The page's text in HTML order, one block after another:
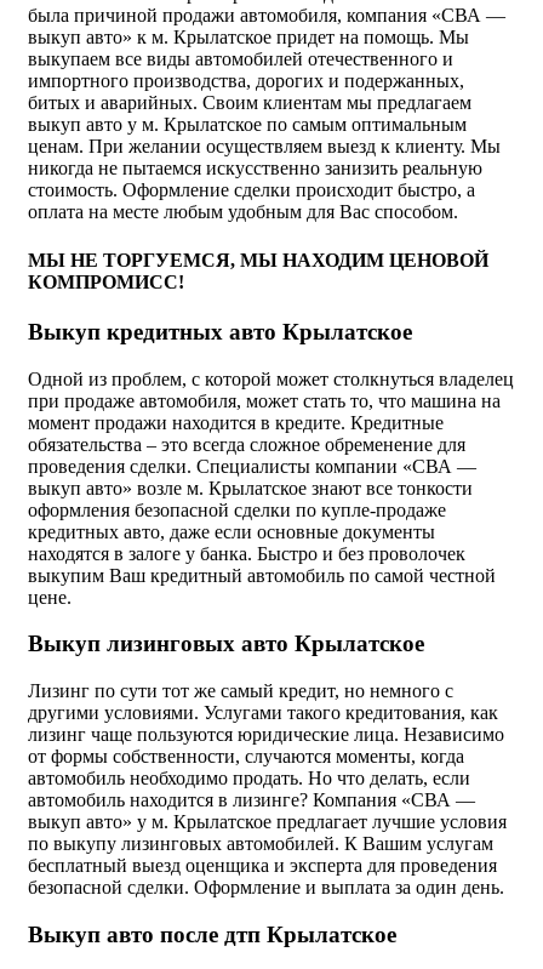
была причиной продажи автомобиля, компания «СВА —
выкуп авто» к м. Крылатское придет на помощь. Мы
выкупаем все виды автомобилей отечественного и
импортного производства, дорогих и подержанных,
битых и аварийных. Своим клиентам мы предлагаем
выкуп авто у м. Крылатское по самым оптимальным
ценам. При желании осуществляем выезд к клиенту. Мы
никогда не пытаемся искусственно занизить реальную
стоимость. Оформление сделки происходит быстро, а
оплата на месте любым удобным для Вас способом.
МЫ НЕ ТОРГУЕМСЯ, МЫ НАХОДИМ ЦЕНОВОЙ
КОМПРОМИСС!
Выкуп кредитных авто Крылатское
Одной из проблем, с которой может столкнуться владелец
при продаже автомобиля, может стать то, что машина на
момент продажи находится в кредите. Кредитные
обязательства – это всегда сложное обременение для
проведения сделки. Специалисты компании «СВА —
выкуп авто» возле м. Крылатское знают все тонкости
оформления безопасной сделки по купле-продаже
кредитных авто, даже если основные документы
находятся в залоге у банка. Быстро и без проволочек
выкупим Ваш кредитный автомобиль по самой честной
цене.
Выкуп лизинговых авто Крылатское
Лизинг по сути тот же самый кредит, но немного с
другими условиями. Услугами такого кредитования, как
лизинг чаще пользуются юридические лица. Независимо
от формы собственности, случаются моменты, когда
автомобиль необходимо продать. Но что делать, если
автомобиль находится в лизинге? Компания «СВА —
выкуп авто» у м. Крылатское предлагает лучшие условия
по выкупу лизинговых автомобилей. К Вашим услугам
бесплатный выезд оценщика и эксперта для проведения
безопасной сделки. Оформление и выплата за один день.
Выкуп авто после дтп Крылатское